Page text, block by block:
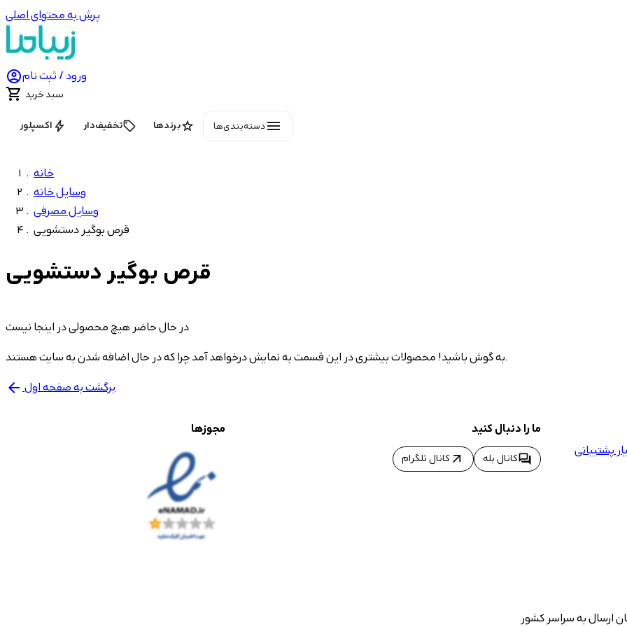
پرش به محتوای اصلی
ورود / ثبت نام
 سبد خرید
menuدسته‌بندی‌ها starبرندها local_offerتخفیف‌دار boltاکسپلور
خانه
وسایل خانه
وسایل مصرفی
قرص بوگیر دستشویی
قرص بوگیر دستشویی
در حال حاضر هیچ محصولی در اینجا نیست
به گوش باشید! محصولات بیشتری در این قسمت به نمایش درخواهد آمد چرا که در حال اضافه شدن به سایت هستند.
arrow_back برگشت به صفحه اول
پشتیبانی
ما را دنبال کنید
forumکانال بله arrow_outward کانال تلگرام
مجوزها
ارسال به سراسر کشور